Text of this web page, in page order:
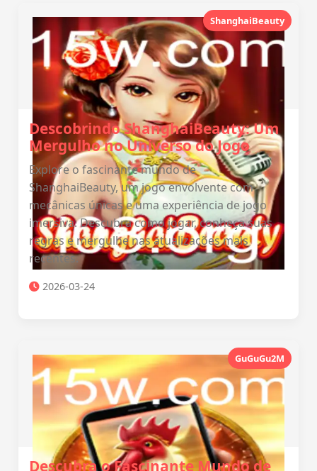
ShanghaiBeauty
Descobrindo ShanghaiBeauty: Um
Mergulho no Universo do Jogo
Explore o fascinante mundo de
ShanghaiBeauty, um jogo envolvente com
mecânicas únicas e uma experiência de jogo
imersiva. Descubra como jogar, conheça suas
regras e mergulhe nas atualizações mais
recentes.
2026-03-24
GuGuGu2M
Descubra o Fascinante Mundo de